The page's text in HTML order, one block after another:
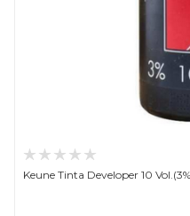
Keune Tinta Developer 10